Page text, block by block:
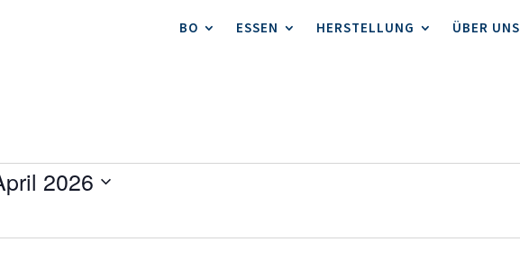
BO ESSEN HERSTELLUNG ÜBER UNS
2026